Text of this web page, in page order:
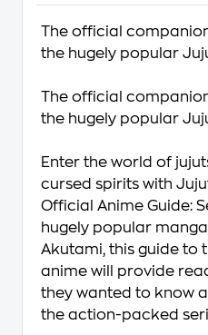
The official
the hugely popular
The official
the hugely popular
Enter the world of
cursed spirits with
Official Anime Guide:
hugely popular
Akutami, this guide to
anime will provide
they wanted to know
the action-packed